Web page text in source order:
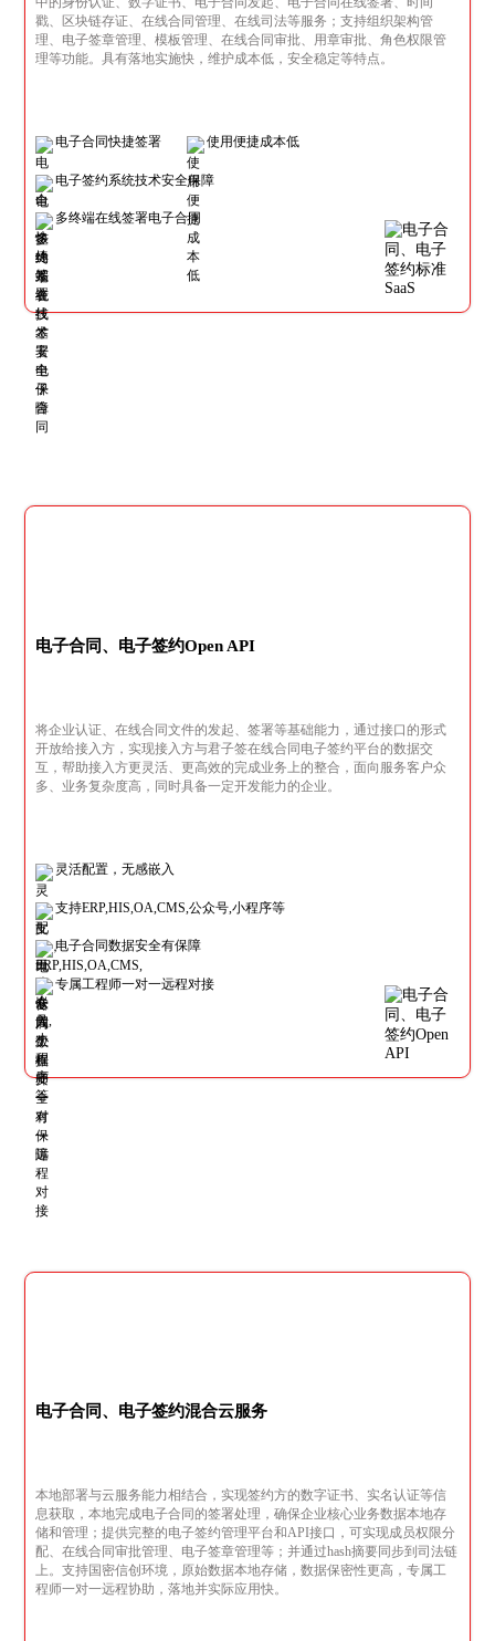
戳、区块链存证、在线合同管理、在线司法等服务；支持组织架构管
理、电子签章管理、模板管理、在线合同审批、用章审批、角色权限管
理等功能。具有落地实施快，维护成本低，安全稳定等特点。
电子合同快捷签署 使用便捷成本低
电子签约系统技术安全保障
多终端在线签署电子合同
电子合同、电子签约Open API
将企业认证、在线合同文件的发起、签署等基础能力，通过接口的形式
开放给接入方，实现接入方与君子签在线合同电子签约平台的数据交
互，帮助接入方更灵活、更高效的完成业务上的整合，面向服务客户众
多、业务复杂度高，同时具备一定开发能力的企业。
灵活配置，无感嵌入
支持ERP,HIS,OA,CMS,公众号,小程序等
电子合同数据安全有保障
专属工程师一对一远程对接
电子合同、电子签约混合云服务
本地部署与云服务能力相结合，实现签约方的数字证书、实名认证等信
息获取，本地完成电子合同的签署处理，确保企业核心业务数据本地存
储和管理；提供完整的电子签约管理平台和API接口，可实现成员权限分
配、在线合同审批管理、电子签章管理等；并通过hash摘要同步到司法链
上。支持国密信创环境，原始数据本地存储，数据保密性更高，专属工
程师一对一远程协助，落地并实际应用快。